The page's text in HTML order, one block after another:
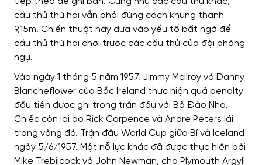
cầu thủ thứ hai vẫn phải đứng cách khung thành
9,15m. Chiến thuật này dựa vào yếu tố bất ngờ để
cầu thủ thứ hai chơi trước các cầu thủ của đội phòng
ngự.
Vào ngày 1 tháng 5 năm 1957, Jimmy McIlroy và Danny
Blancheflower của Bắc Ireland thực hiện quả penalty
đầu tiên được ghi trong trận đấu với Bồ Đào Nha.
Chiếc còn lại do Rick Corpence và Andre Peters lái
trong vòng đó. Trận đấu World Cup giữa Bỉ và Iceland
ngày 5/6/1957. Một nỗ lực khác đã được thực hiện bởi
Mike Trebilcock và John Newman, cho Plymouth Argyll